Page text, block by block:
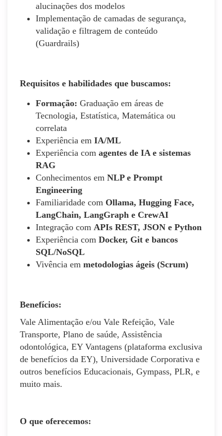
alucinações dos modelos
Implementação de camadas de segurança,
validação e filtragem de conteúdo
(Guardrails)
Requisitos e habilidades que buscamos:
Formação: Graduação em áreas de
Tecnologia, Estatística, Matemática ou
correlata
Experiência em IA/ML
Experiência com agentes de IA e sistemas
RAG
Conhecimentos em NLP e Prompt
Engineering
Familiaridade com Ollama, Hugging Face,
LangChain, LangGraph e CrewAI
Integração com APIs REST, JSON e Python
Experiência com Docker, Git e bancos
SQL/NoSQL
Vivência em metodologias ágeis (Scrum)
Benefícios:
Vale Alimentação e/ou Vale Refeição, Vale
Transporte, Plano de saúde, Assistência
odontológica, EY Vantagens (plataforma exclusiva
de benefícios da EY), Universidade Corporativa e
outros benefícios Educacionais, Gympass, PLR, e
muito mais.
O que oferecemos: